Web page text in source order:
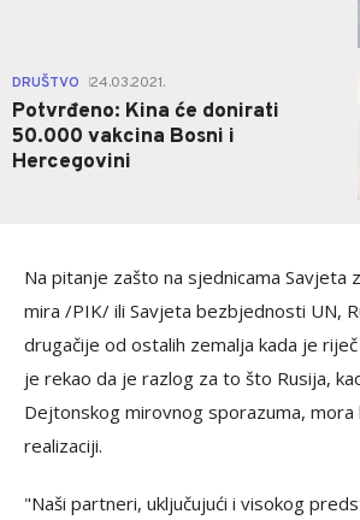
DRUŠTVO 24.03.2021.
Potvrđeno: Kina će donirati
50.000 vakcina Bosni i
Hercegovini
Na pitanje zašto na sjednicama Savjeta
mira /PIK/ ili Savjeta bezbjednosti UN,
drugačije od ostalih zemalja kada je
je rekao da je razlog za to što Rusija,
Dejtonskog mirovnog sporazuma,
realizaciji.
"Naši partneri, uključujući i visokog